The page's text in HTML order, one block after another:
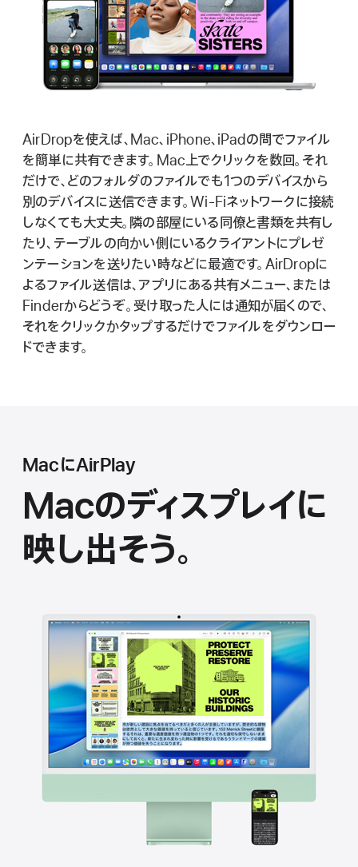
AirDropを使えば、Mac、iPhone、iPadの間でファイル
を簡単に共有できます。Mac上でクリックを数回。それ
だけで、どのフォルダのファイルでも1つのデバイスから
別のデバイスに送信できます。Wi - Fiネットワークに接続
しなくても大丈夫。隣の部屋にいる同僚と書類を共有し
たり、テーブルの向かい側にいるクライアントにプレゼ
ンテーションを送りたい時などに最適です。AirDropに
よるファイル送信は、アプリにある共有メニュー、または
Finderからどうぞ。受け取った人には通知が届くので、
それをクリックかタップするだけでファイルをダウンロー
ドできま す 。
MacにAirPlay
Macのディスプレイに
映し出そう。